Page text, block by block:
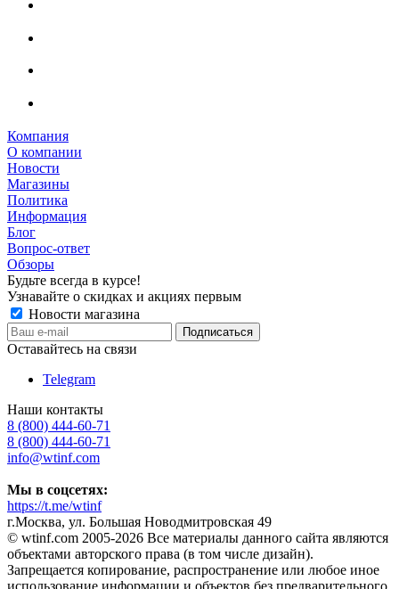
Компания
О компании
Новости
Магазины
Политика
Информация
Блог
Вопрос-ответ
Обзоры
Будьте всегда в курсе!
Узнавайте о скидках и акциях первым
Новости магазина
Оставайтесь на связи
Telegram
Наши контакты
8 (800) 444-60-71
8 (800) 444-60-71
info@wtinf.com
Мы в соцсетях:
https://t.me/wtinf
г.Москва, ул. Большая Новодмитровская 49
©️ wtinf.com 2005-2026 Все материалы данного сайта являются
объектами авторского права (в том числе дизайн).
Запрещается копирование, распространение или любое иное
использование информации и объектов без предварительного